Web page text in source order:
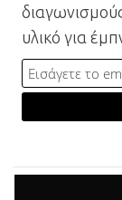
υλικό για